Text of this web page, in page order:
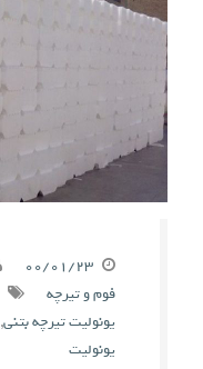
۰۰/۰۱/۲۳
فوم و تیرچه
یونولیت تیرچه بتنی,
یونولیت